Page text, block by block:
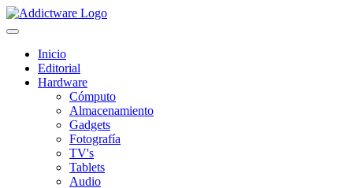
Inicio
Editorial
Hardware
Cómputo
Almacenamiento
Gadgets
Fotografía
TV's
Tablets
Audio